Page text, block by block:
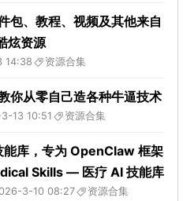
包、教程、视频及其他来自
炫资源
14:38 资源合集
你从零自己造各种牛逼技术
13 10:51 资源合集
能库，专为 OpenClaw 框架
Skills — 医疗 AI 技能库
3-10 08:27 资源合集